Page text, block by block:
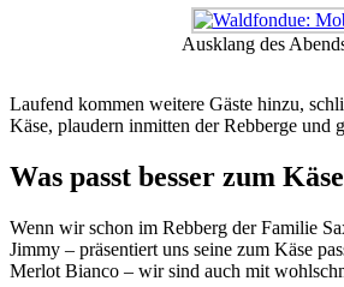
Ausklang des
Laufend kommen weitere Gäste hinzu,
Käse, plaudern inmitten der Rebberge und
Was passt besser zum
Wenn wir schon im Rebberg der Familie
Jimmy – präsentiert uns seine zum Käse
Merlot Bianco – wir sind auch mit